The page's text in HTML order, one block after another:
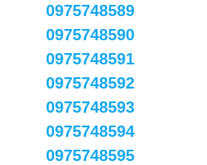
0975748589
0975748590
0975748591
0975748592
0975748593
0975748594
0975748595